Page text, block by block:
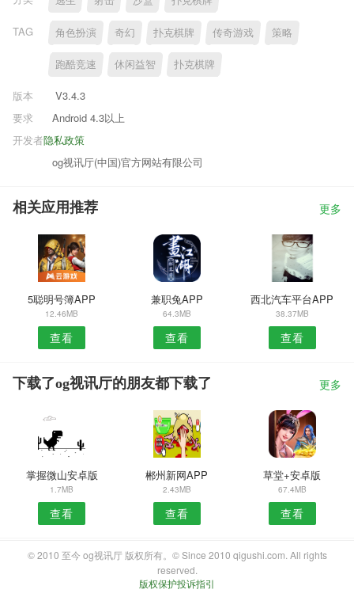
TAG 角色扮演 奇幻 扑克棋牌 传奇游戏 策略
跑酷竞速 休闲益智 扑克棋牌
版本
V3.4.3
要求
Android 4.3以上
隐私政策
开发者
og视讯厅(中国)官方网站有限公司
相关应用推荐 更多
5聪明号簿APP
12.46MB
查看
兼职兔APP
64.3MB
查看
西北汽车平台APP
38.37MB
查看
下载了og视讯厅的朋友都下载了 更多
掌握微山安卓版
1.7MB
查看
郴州新网APP
2.43MB
查看
草堂+安卓版
67.4MB
查看
© 2010 至今 og视讯厅 版权所有。© Since 2010 qigushi.com. All rights
reserved.
版权保护投诉指引